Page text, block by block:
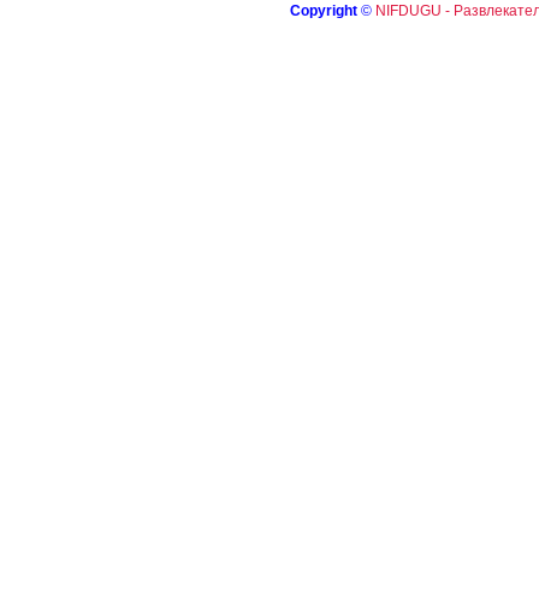
Copyright © NIFDUGU -